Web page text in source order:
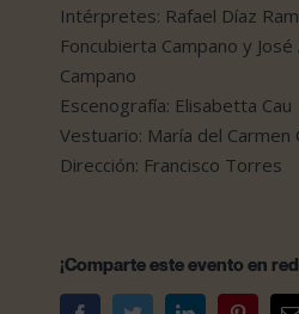
Intérpretes: Rafael Díaz
Foncubierta Campano y
Campano
Escenografía: Elisabetta Cau
Vestuario: María del Carmen
Dirección: Francisco Torres
¡Comparte este evento en